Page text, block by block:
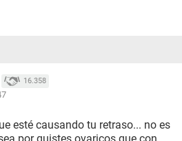
16.358
esté causando tu retraso... no es